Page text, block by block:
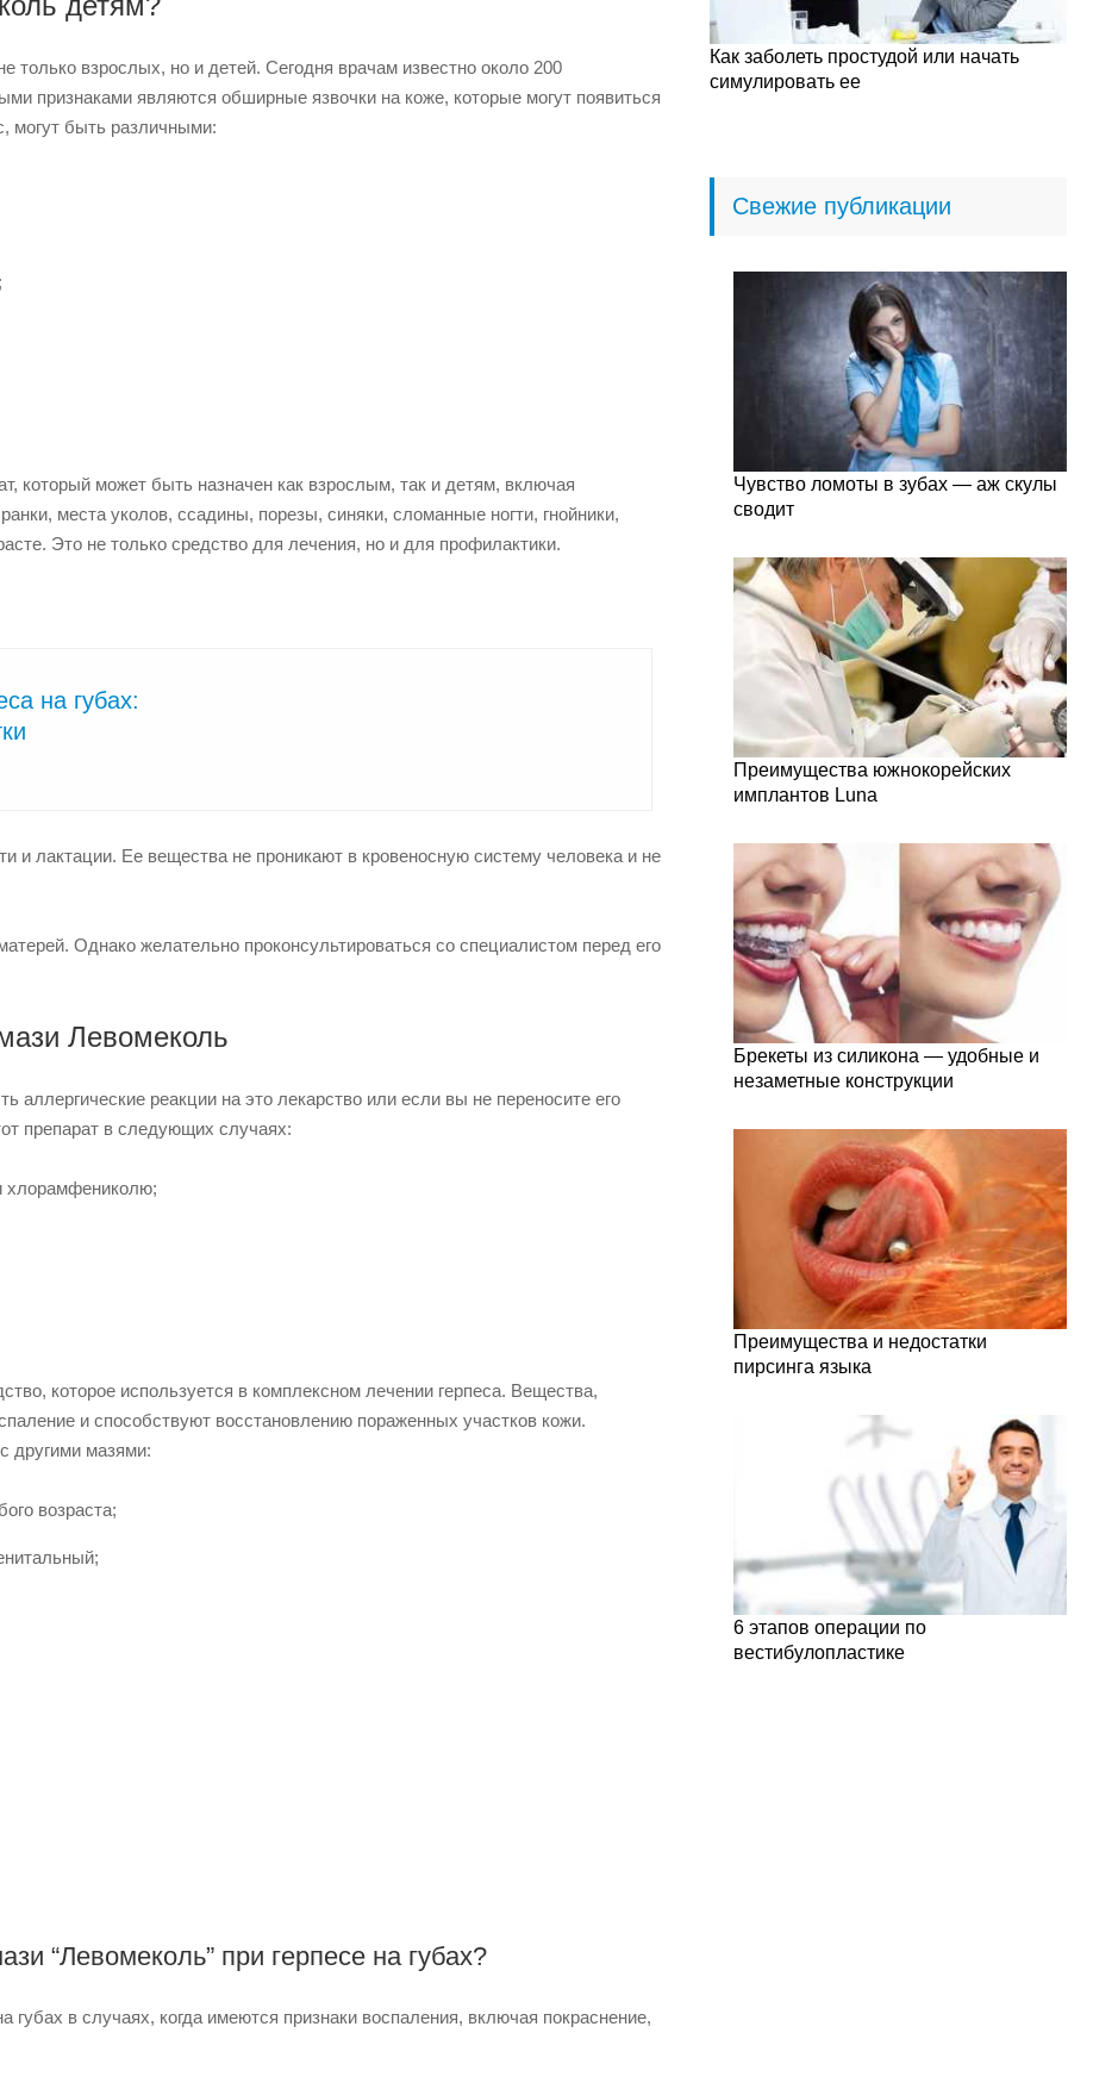
только взрослых, но и детей. Сегодня врачам известно около 200
признаками являются обширные язвочки на коже, которые могут появиться
могут быть различными:
который может быть назначен как взрослым, так и детям, включая
места уколов, ссадины, порезы, синяки, сломанные ногти, гнойники,
Это не только средство для лечения, но и для профилактики.
на губах:
и лактации. Ее вещества не проникают в кровеносную систему человека и не
Однако желательно проконсультироваться со специалистом перед его
Левомеколь
аллергические реакции на это лекарство или если вы не переносите его
препарат в следующих случаях:
хлорамфениколю;
которое используется в комплексном лечении герпеса. Вещества,
и способствуют восстановлению пораженных участков кожи.
другими мазями:
возраста;
“Левомеколь” при герпесе на губах?
губах в случаях, когда имеются признаки воспаления, включая покраснение,
Как заболеть простудой или начать
симулировать ее
Свежие публикации
Чувство ломоты в зубах — аж скулы
сводит
Преимущества южнокорейских
имплантов Luna
Брекеты из силикона — удобные и
незаметные конструкции
Преимущества и недостатки
пирсинга языка
6 этапов операции по
вестибулопластике